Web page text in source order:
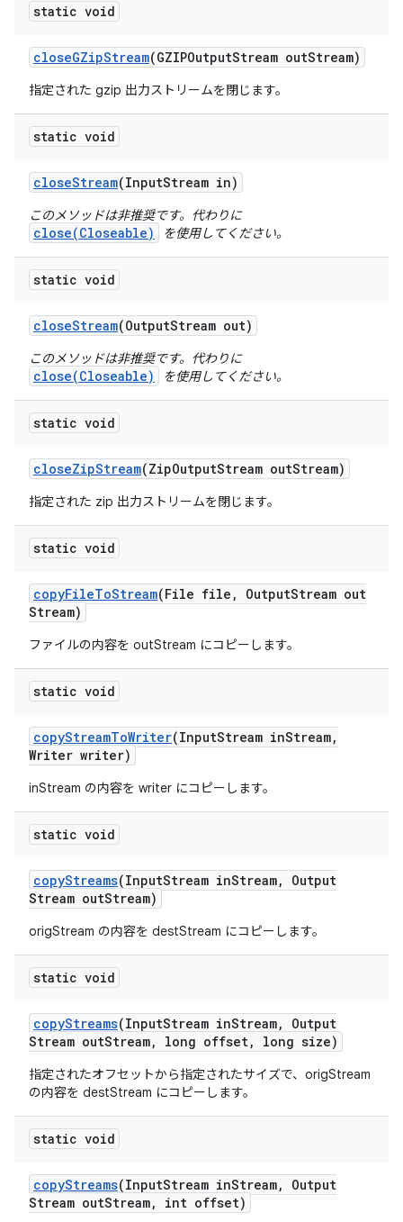
static void
closeGZipStream(GZIPOutputStream outStream)
指定された gzip 出力ストリームを閉じます。
static void
closeStream(InputStream in)
このメソッドは非推奨です。代わりに
close(Closeable) を使用してください。
static void
closeStream(OutputStream out)
このメソッドは非推奨です。代わりに
close(Closeable) を使用してください。
static void
closeZipStream(ZipOutputStream outStream)
指定された zip 出力ストリームを閉じます。
static void
copyFileToStream(File file , OutputStream out
Stream)
ファイルの内容を outStream にコピーします。
static void
copyStreamToWriter(InputStream inStream,
Writer writer)
inStream の内容を writer にコピーします。
static void
copyStreams(InputStream inStream,
Output
Stream outStream)
origStream の内容を destStream にコピーします。
static void
copyStreams(InputStream inStream,
Output
Stream outStream, long offset, long size)
指定されたオフセットから指定されたサイズで、origStream
の内容を destStream にコピーします。
static void
copyStreams(InputStream inStream,
Output
Stream outStream, int offset)